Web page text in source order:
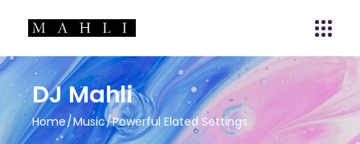
DJ Mahli
Home Music Powerful Elated Settings